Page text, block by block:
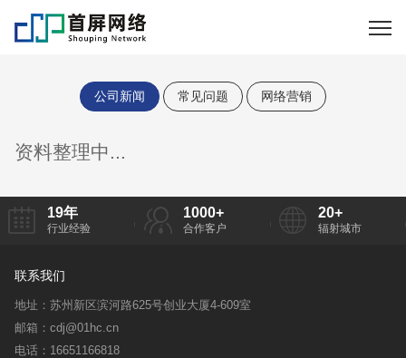
公司新闻 常见问题 网络营销
资料整理中...
19年
行业经验
1000+
合作客户
20+
辐射城市
联系我们
地址：苏州新区滨河路625号创业大厦4-609室
邮箱：cdj@01hc.cn
电话：16651166818